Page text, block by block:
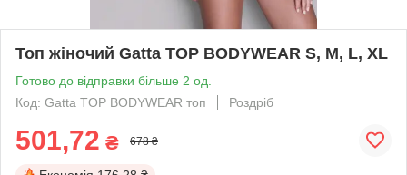
Toп жіночий Gatta TOP BODYWEAR S, M, L, XL
Готово до відправки більше 2 од.
Код: Gatta TOP BODYWEAR топ
Роздріб
501,72 ₴ 678 ₴